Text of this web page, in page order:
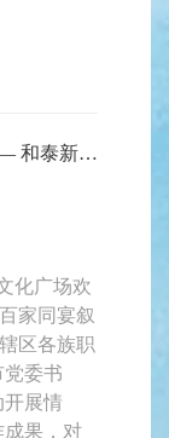
京昆同心筑团结 百家同宴叙深情 —— 和泰新区一月一主题文艺活动圆满落幕
化广场欢
家同宴叙
区各族职
委书
展情
成果，对